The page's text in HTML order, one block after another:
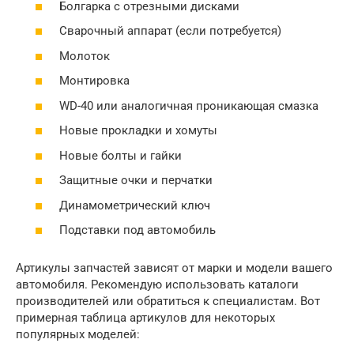
Болгарка с отрезными дисками
Сварочный аппарат (если потребуется)
Молоток
Монтировка
WD-40 или аналогичная проникающая смазка
Новые прокладки и хомуты
Новые болты и гайки
Защитные очки и перчатки
Динамометрический ключ
Подставки под автомобиль
Артикулы запчастей зависят от марки и модели вашего
автомобиля. Рекомендую использовать каталоги
производителей или обратиться к специалистам. Вот
примерная таблица артикулов для некоторых
популярных моделей: